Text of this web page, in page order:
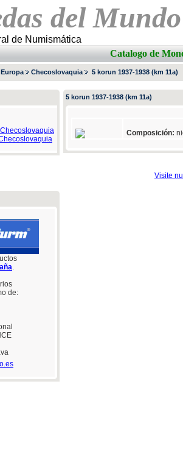
del Mundo
de Numismática
Catalogo de
Europa Checoslovaquia 5 korun 1937-1938 (km 11a)
.
de:
5 korun 1937-1938 (km 11a)
Composición:
Visite